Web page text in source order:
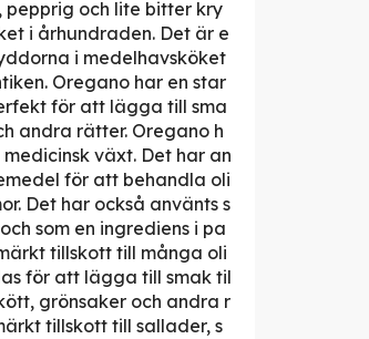
pepprig och lite bitter kry
i århundraden. Det är e
i medelhavsköket
Oregano har en star
för att lägga till sma
andra rätter. Oregano h
växt. Det har an
för att behandla oli
Det har också använts s
som en ingrediens i pa
tillskott till många oli
för att lägga till smak til
grönsaker och andra r
tillskott till sallader, s